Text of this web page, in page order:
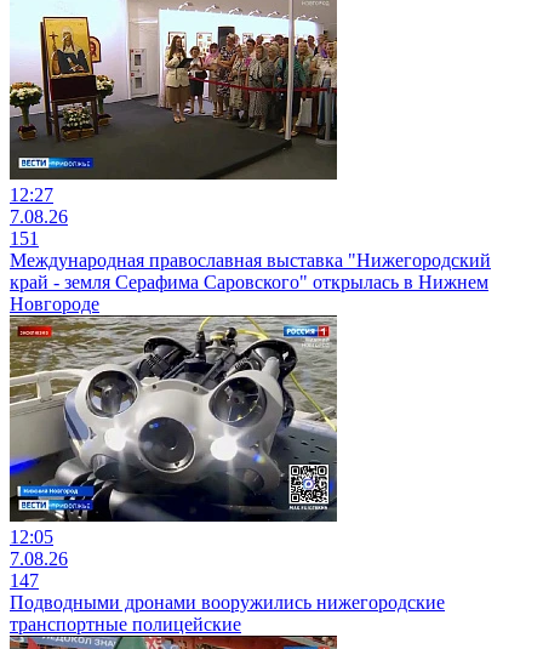
12:27
7.08.26
151
Международная православная выставка "Нижегородский
край - земля Серафима Саровского" открылась в Нижнем
Новгороде
12:05
7.08.26
147
Подводными дронами вооружились нижегородские
транспортные полицейские